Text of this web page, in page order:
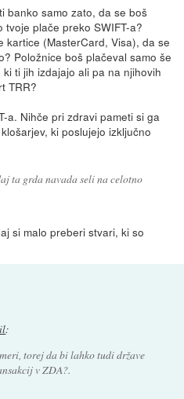
banko samo zato, da se boš
plače preko SWIFT-a?
kartice (MasterCard, Visa), da se
Položnice boš plačeval samo še
ti jih izdajajo ali pa na njihovih
TRR?
a. Nihče pri zdravi pameti si ga
ki poslujejo izključno
ta grda navada seli na celotno
si malo preberi stvari, ki so
:
torej da bi lahko tudi države
v ZDA?.